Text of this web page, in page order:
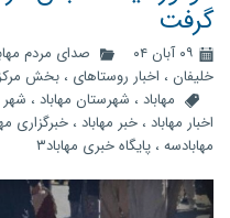
گرفت
۰۹ آبان ۰۴ صدای مردم
خلیفان ، اخبار روستاهای ، بخش
مهاباد ، شهرستان مهاباد ، شهر
اخبار مهاباد ، خبر مهاباد ، خبرگزاری
مهابادسه ، پایگاه خبری مهاباد۳